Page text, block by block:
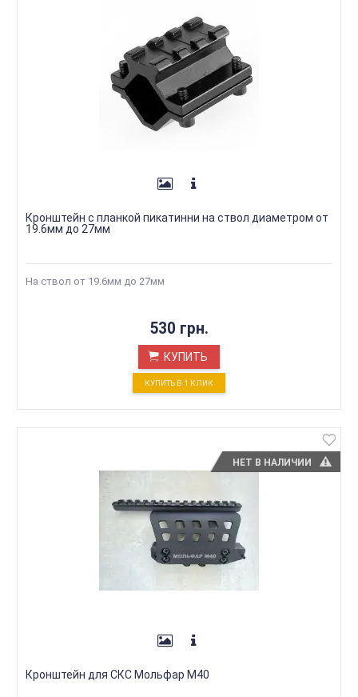
Кронштейн с планкой пикатинни на ствол диаметром от
19.6мм до 27мм
На ствол от 19.6мм до 27мм
530 грн.
КУПИТЬ
КУПИТЬ В 1 КЛИК
НЕТ В НАЛИЧИИ
Кронштейн для СКС Мольфар М40